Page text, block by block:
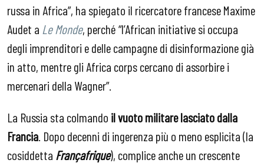
russa in Africa”, ha spiegato il ricercatore francese Maxime
Audet a Le Monde, perché “l’African initiative si occupa
degli imprenditori e delle campagne di disinformazione già
in atto, mentre gli Africa corps cercano di assorbire i
mercenari della Wagner”.
La Russia sta colmando il vuoto militare lasciato dalla
Francia . Dopo decenni di ingerenza più o meno esplicita (la
cosiddetta Françafrique), complice anche un crescente